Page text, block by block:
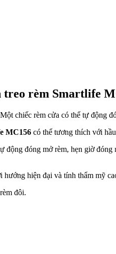
treo rèm Smartlife
chiếc rèm cửa có thể tự động
MC156 có thể tương thích với
đóng mở rèm, hẹn giờ
hiện đại và tính thẩm mỹ
đôi.